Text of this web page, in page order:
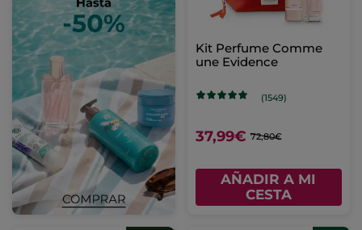
Kit Perfume Comme
une Evidence
(1549)
37,99€ 72,80€
AÑADIR A MI
CESTA